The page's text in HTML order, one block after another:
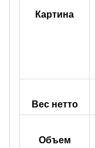
Картина
Вес нетто
Объем